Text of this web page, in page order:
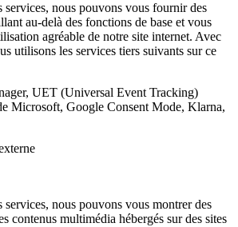
services, nous pouvons vous fournir des
au-delà des fonctions de base et vous
agréable de notre site internet. Avec
utilisons les services tiers suivants sur ce
UET (Universal Event Tracking)
Microsoft, Google Consent Mode, Klarna,
services, nous pouvons vous montrer des
contenus multimédia hébergés sur des sites